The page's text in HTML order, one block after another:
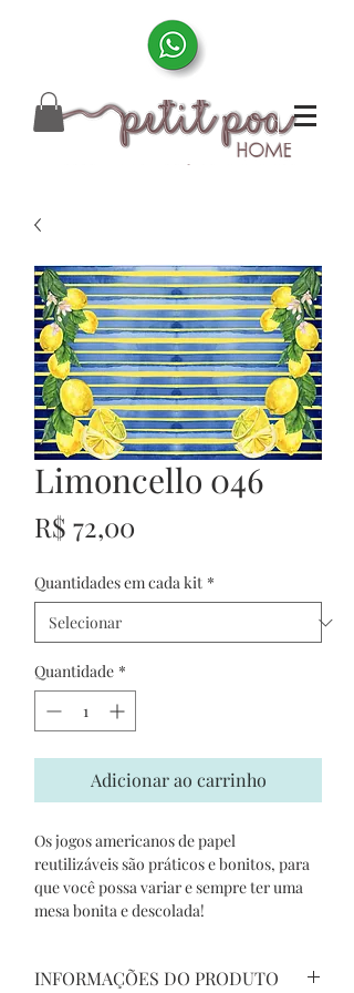
Limoncello 046
R$ 72,00
Quantidades em cada kit *
Quantidade *
Adicionar ao carrinho
Os jogos americanos de papel
reutilizáveis são práticos e bonitos, para
que você possa variar e sempre ter uma
mesa bonita e descolada!
INFORMAÇÕES DO PRODUTO